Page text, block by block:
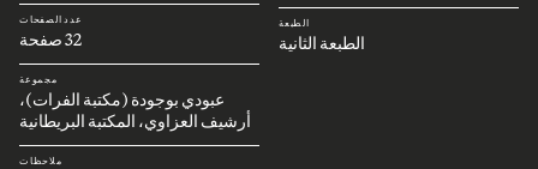
الطبعة
الطبعة الثانية
عدد الصفحات
32 صفحة
مجموعة
عبودي بوجودة (مكتبة الفرات)،
أرشيف العزاوي، المكتبة البريطانية
ملاحظات